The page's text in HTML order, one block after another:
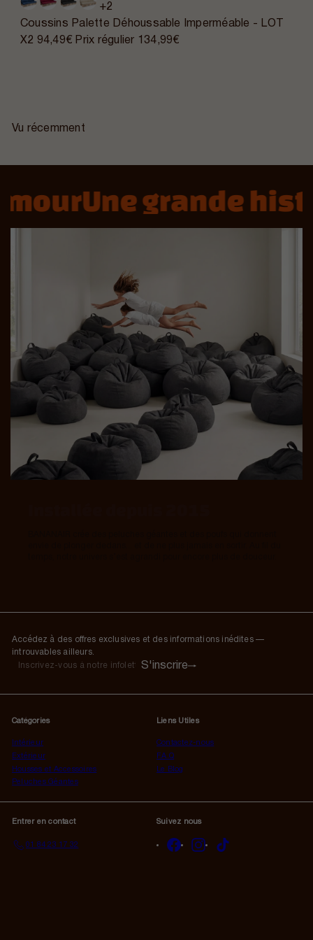
+2
Coussins Palette Déhoussable Imperméable - LOT
X2 94,49€ Prix régulier 134,99€
Vu récemment
Une grande
Accédez à des offres exclusives et des informations inédites —
introuvables ailleurs.
S'inscrire
Inscrivez-
notre
S'inscrire
Catégories
Intérieur
Extérieur
Housses et Accessoires
Peluches Géantes
Liens Utiles
Contactez-nous
F.A.Q
Le Blog
Entrer en contact
01 84 23 17 32
Suivez nous
FacebookInstagram